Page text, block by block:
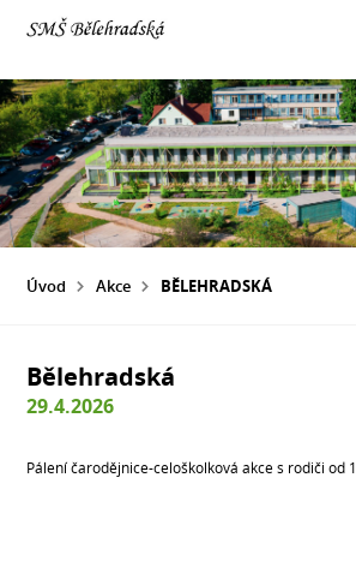
Úvod Akce BĚLEHRADSKÁ
Bělehradská
29.4.2026
Pálení čarodějnice-celoškolková akce s rodiči od